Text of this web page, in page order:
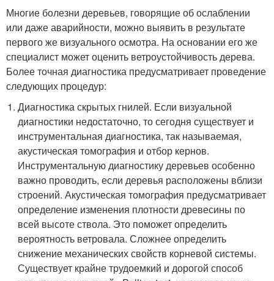
Многие болезни деревьев, говорящие об ослаблении
или даже аварийности, можно выявить в результате
первого же визуального осмотра. На основании его же
специалист может оценить ветроустойчивость дерева.
Более точная диагностика предусматривает проведение
следующих процедур:
Диагностика скрытых гнилей. Если визуальной
диагностики недостаточно, то сегодня существует и
инструментальная диагностика, так называемая,
акустическая томография и отбор кернов.
Инструментальную диагностику деревьев особенно
важно проводить, если деревья расположены вблизи
строений. Акустическая томография предусматривает
определение изменения плотности древесины по
всей высоте ствола. Это поможет определить
вероятность ветровала. Сложнее определить
снижение механических свойств корневой системы.
Существует крайне трудоемкий и дорогой способ